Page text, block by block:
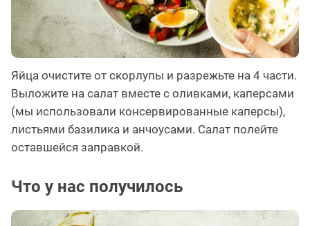
Яйца очистите от скорлупы и разрежьте на 4 части.
Выложите на салат вместе с оливками, каперсами
(мы использовали консервированные каперсы),
листьями базилика и анчоусами. Салат полейте
оставшейся заправкой.
Что у нас получилось